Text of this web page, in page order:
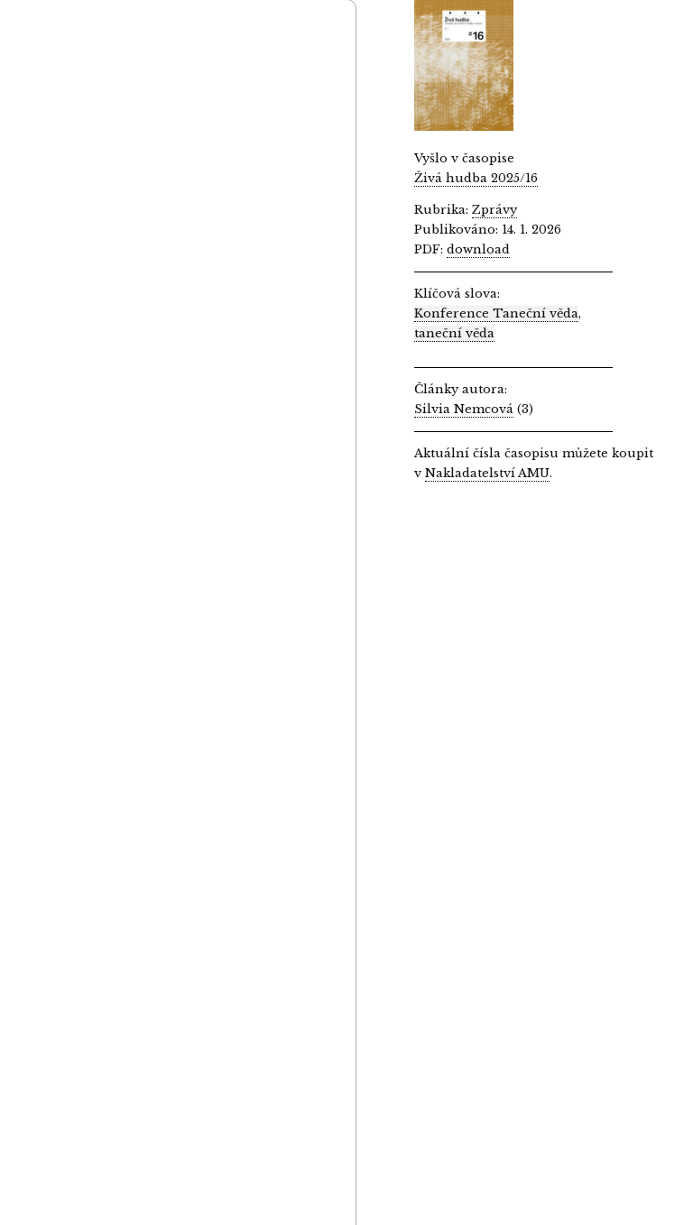
Vyšlo v časopise
Živá hudba 2025/16
Rubrika:Zprávy
Publikováno: 14. 1. 2026
PDF:download
Klíčová slova:
Konference Taneční věda,
taneční věda
Články autora:
Silvia Nemcová (3)
Aktuální čísla časopisu můžete koupit
vNakladatelství AMU.